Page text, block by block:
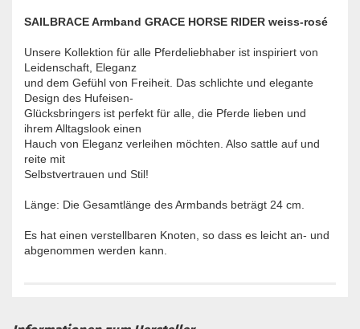
SAILBRACE Armband GRACE HORSE RIDER weiss-rosé
Unsere Kollektion für alle Pferdeliebhaber ist inspiriert von
Leidenschaft, Eleganz
und dem Gefühl von Freiheit. Das schlichte und elegante
Design des Hufeisen-
Glücksbringers ist perfekt für alle, die Pferde lieben und
ihrem Alltagslook einen
Hauch von Eleganz verleihen möchten. Also sattle auf und
reite mit
Selbstvertrauen und Stil!
Länge: Die Gesamtlänge des Armbands beträgt 24 cm.
Es hat einen verstellbaren Knoten, so dass es leicht an- und
abgenommen werden kann.